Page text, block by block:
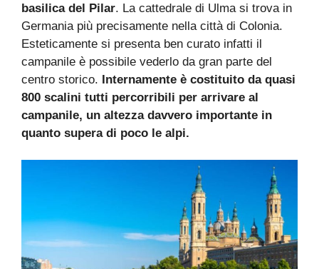
basilica del Pilar. La cattedrale di Ulma si trova in
Germania più precisamente nella città di Colonia.
Esteticamente si presenta ben curato infatti il
campanile è possibile vederlo da gran parte del
centro storico. Internamente è costituito da quasi
800 scalini tutti percorribili per arrivare al
campanile, un altezza davvero importante in
quanto supera di poco le alpi.